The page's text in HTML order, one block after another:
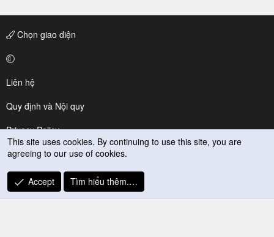
Chọn giao diện
Liên hệ
Quy định và Nội quy
Privacy Policy
Trợ giúp
R
S
This site uses cookies. By continuing to use this site, you are
agreeing to our use of cookies.
Accept Tìm hiểu thêm.…